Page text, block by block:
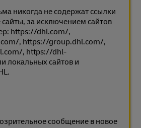
никогда не содержат ссылки
сайты, за исключением сайтов
https://dhl.com/,
, https://group.dhl.com/,
, https://dhl-
локальных сайтов и
сообщение в новое